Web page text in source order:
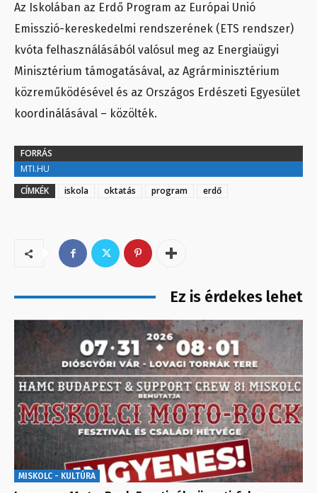
Az Iskolában az Erdő Program az Európai Unió
Emisszió-kereskedelmi rendszerének (ETS rendszer)
kvóta felhasználásából valósul meg az Energiaügyi
Minisztérium támogatásával, az Agrárminisztérium
közreműködésével és az Országos Erdészeti Egyesület
koordinálásával – közölték.
FORRÁS
MTI.HU
CÍMKÉK
iskola oktatás program erdő
Ez is érdekes lehet
MISKOLC - KULTÚRA